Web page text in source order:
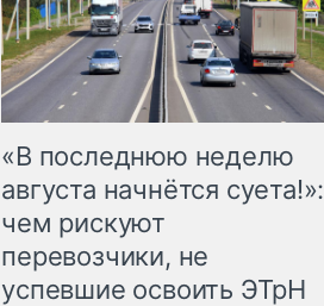
«В последнюю неделю
августа начнётся суета!»:
чем рискуют
перевозчики, не
успевшие освоить ЭТрН